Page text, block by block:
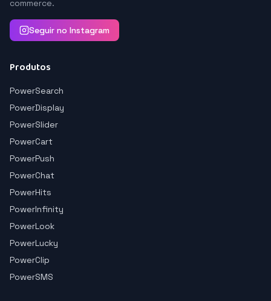
commerce.
Seguir no Instagram
Produtos
PowerSearch
PowerDisplay
PowerSlider
PowerCart
PowerPush
PowerChat
PowerHits
PowerInfinity
PowerLook
PowerLucky
PowerClip
PowerSMS